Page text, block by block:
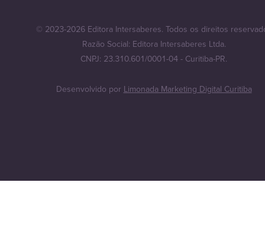
© 2023-2026 Editora Intersaberes. Todos os direitos
Razão Social: Editora Intersaberes Ltda.
CNPJ: 23.310.601/0001-04 - Curitiba-PR.
Desenvolvido por Limonada Marketing Digital Curitiba